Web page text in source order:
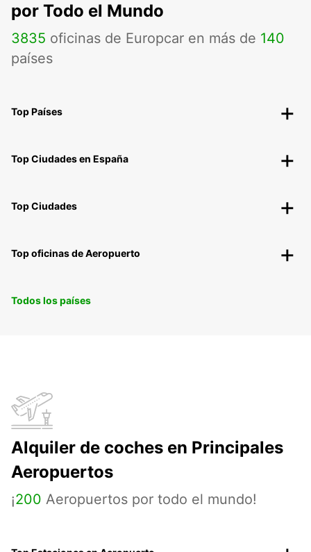
por Todo el Mundo
3835 oficinas de Europcar en más de 140
países
Top Países
Top Ciudades en España
Top Ciudades
Top oficinas de Aeropuerto
Todos los países
Alquiler de coches en Principales
Aeropuertos
¡200 Aeropuertos por todo el mundo!